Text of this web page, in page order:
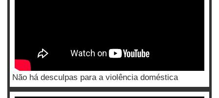
Não há desculpas para a violência doméstica